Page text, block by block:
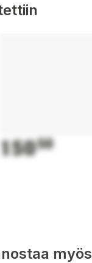
15050
myös